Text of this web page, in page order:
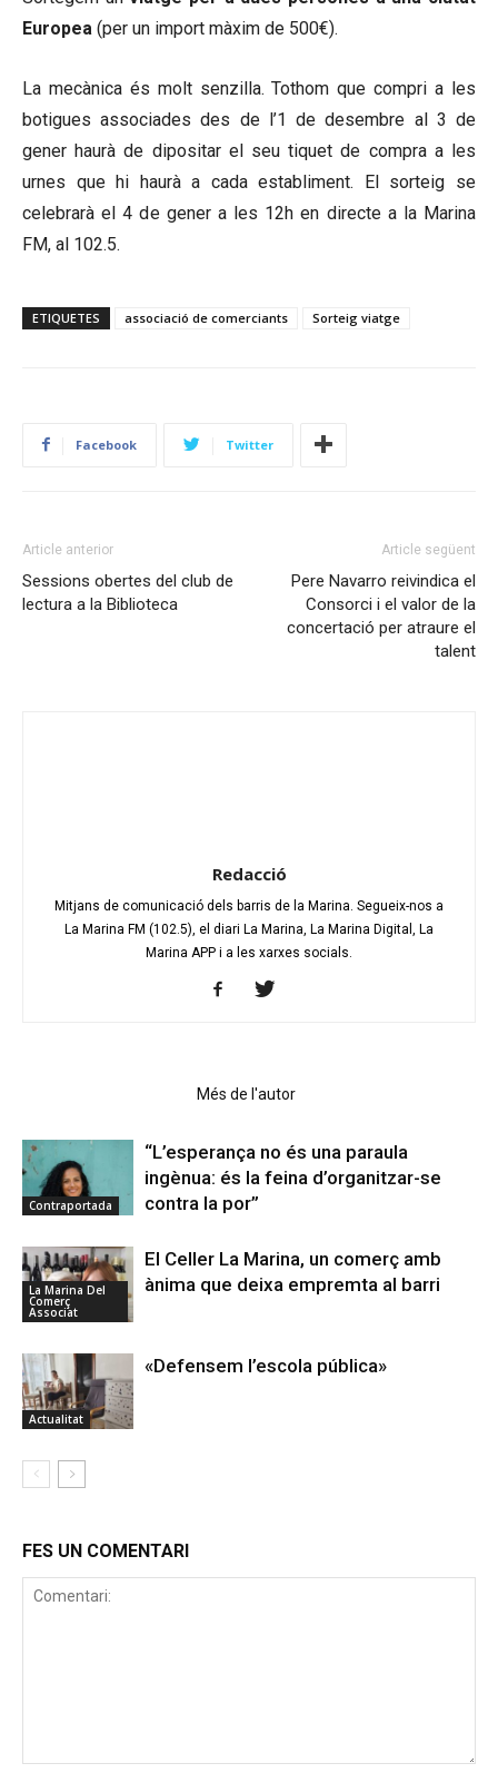
Europea (per un import màxim de 500€).
La mecànica és molt senzilla. Tothom que compri a les
botigues associades des de l’1 de desembre al 3 de
gener haurà de dipositar el seu tiquet de compra a les
urnes que hi haurà a cada establiment. El sorteig se
celebrarà el 4 de gener a les 12h en directe a la Marina
FM, al 102.5.
ETIQUETES associació de comerciants Sorteig viatge
Facebook Twitter
Article anterior
Sessions obertes del club de
lectura a la Biblioteca
Article següent
Pere Navarro reivindica el
Consorci i el valor de la
concertació per atraure el
talent
Redacció
Mitjans de comunicació dels barris de la Marina. Segueix-nos a
La Marina FM (102.5), el diari La Marina, La Marina Digital, La
Marina APP i a les xarxes socials.
Més de l'autor
Contraportada
“L’esperança no és una paraula
ingènua: és la feina d’organitzar-se
contra la por”
La Marina Del
Comerç
Associat
El Celler La Marina, un comerç amb
ànima que deixa empremta al barri
Actualitat
«Defensem l’escola pública»
FES UN COMENTARI